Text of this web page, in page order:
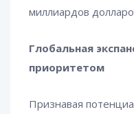
миллиардов
Глобальная
приоритетом
Признавая